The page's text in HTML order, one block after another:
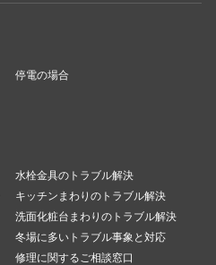
停電の場合
水栓金具のトラブル解決
キッチンまわりのトラブル解決
洗面化粧台まわりのトラブル解決
冬場に多いトラブル事象と対応
修理に関するご相談窓口